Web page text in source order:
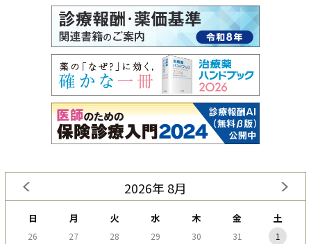
2026年 8月
日 月 火 水 木 金 土
26 27 28 29 30 31
1